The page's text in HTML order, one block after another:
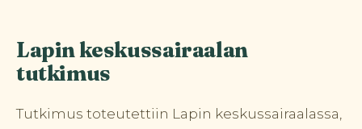
Lapin keskussairaalan
tutkimus
Tutkimus toteutettiin Lapin keskussairaalassa,